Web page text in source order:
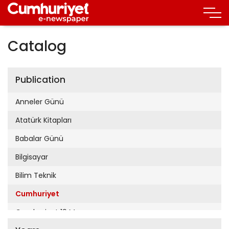
Catalog
Publication
Anneler Günü
Atatürk Kitapları
Babalar Günü
Bilgisayar
Bilim Teknik
Cumhuriyet
Cumhuriyet 19 Mayıs